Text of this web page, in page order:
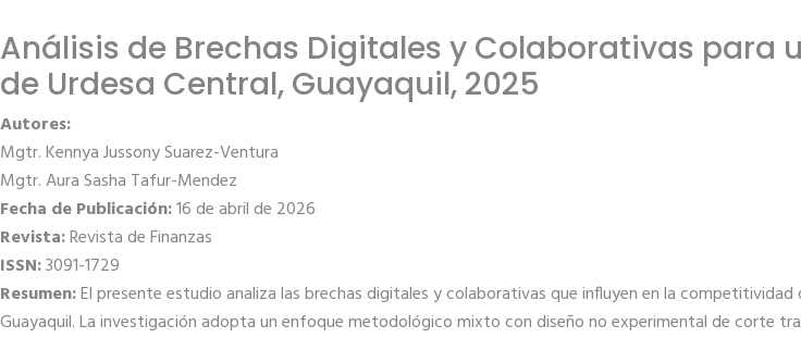
Análisis de Brechas Digitales y Colaborativas para
de Urdesa Central, Guayaquil, 2025
Autores:
Mgtr.Kennya Jussony Suarez-Ventura
Mgtr. Aura Sasha Tafur-Mendez
Fecha de Publicación:16 de abril de 2026
Revista:Revista de Finanzas
ISSN:3091-1729
Resumen:El presente estudio analiza las brechas digitales y colaborativas que influyen en la
Guayaquil. La investigación adopta un enfoque metodológico mixto con diseño no experimental de corte